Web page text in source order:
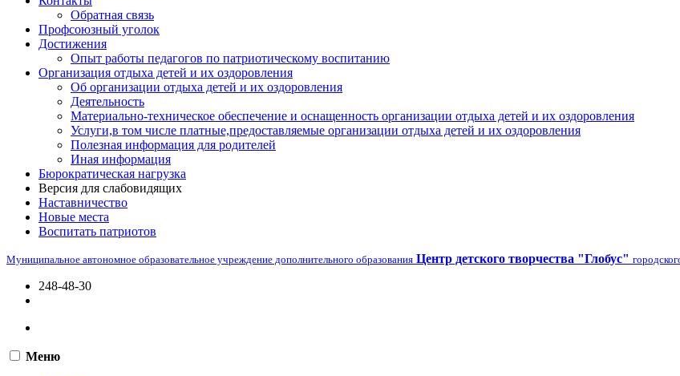
Обратная связь
Профсоюзный уголок
Достижения
Опыт работы педагогов по патриотическому воспитанию
Организация отдыха детей и их оздоровления
Об организации отдыха детей и их оздоровления
Деятельность
Материально-техническое обеспечение и оснащенность организации отдыха детей и их оздоровления
Услуги,в том числе платные,предоставляемые организации отдыха детей и их оздоровления
Полезная информация для родителей
Иная информация
Бюрократическая нагрузка
Версия для слабовидящих
Наставничество
Новые места
Воспитать патриотов
Муниципальное автономное образовательное учреждение дополнительного образования Центр детского творчества "Глобус"
248-48-30
Меню